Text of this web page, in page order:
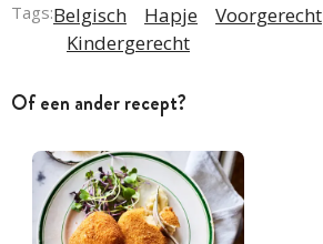
Tags:Belgisch Hapje Voorgerecht
Kindergerecht
Of een ander recept?